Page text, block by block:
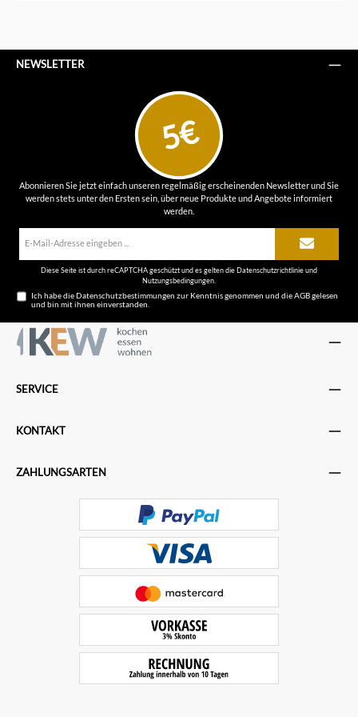
NEWSLETTER
5€
Abonnieren Sie jetzt einfach unseren regelmäßig erscheinenden Newsletter und Sie
werden stets unter den Ersten sein, über neue Produkte und Angebote informiert
werden.
Diese Seite ist durch reCAPTCHA geschützt und es gelten die Datenschutzrichtlinieund
Nutzungsbedingungen.
Ich habe dieDatenschutzbestimmungen zur Kenntnis genommen und dieAGBgelesen
und bin mit ihnen einverstanden.
SERVICE
KONTAKT
ZAHLUNGSARTEN